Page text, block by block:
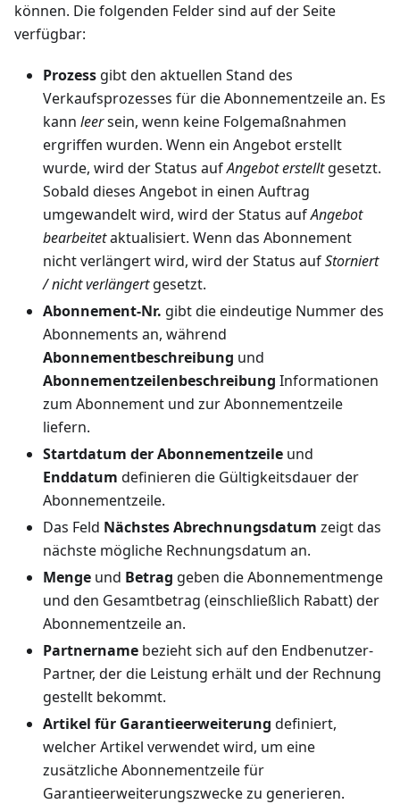
können. Die folgenden Felder sind auf der Seite
verfügbar:
Prozess gibt den aktuellen Stand des
Verkaufsprozesses für die Abonnementzeile an. Es
kann leersein, wenn keine Folgemaßnahmen
ergriffen wurden. Wenn ein Angebot erstellt
wurde, wird der Status aufAngebot erstelltgesetzt.
Sobald dieses Angebot in einen Auftrag
umgewandelt wird, wird der Status aufAngebot
bearbeitetaktualisiert. Wenn das Abonnement
nicht verlängert wird, wird der Status aufStorniert
/ nicht verlängertgesetzt.
Abonnement-Nr. gibt die eindeutige Nummer des
Abonnements an, während
Abonnementbeschreibung und
Abonnementzeilenbeschreibung Informationen
zum Abonnement und zur Abonnementzeile
liefern.
Startdatum der Abonnementzeile und
Enddatum definieren die Gültigkeitsdauer der
Abonnementzeile.
Das Feld Nächstes Abrechnungsdatum zeigt das
nächste mögliche Rechnungsdatum an.
Menge und Betrag geben die Abonnementmenge
und den Gesamtbetrag (einschließlich Rabatt) der
Abonnementzeile an.
Partnername bezieht sich auf den Endbenutzer-
Partner, der die Leistung erhält und der Rechnung
gestellt bekommt.
Artikel für Garantieerweiterung definiert,
welcher Artikel verwendet wird, um eine
zusätzliche Abonnementzeile für
Garantieerweiterungszwecke zu generieren.